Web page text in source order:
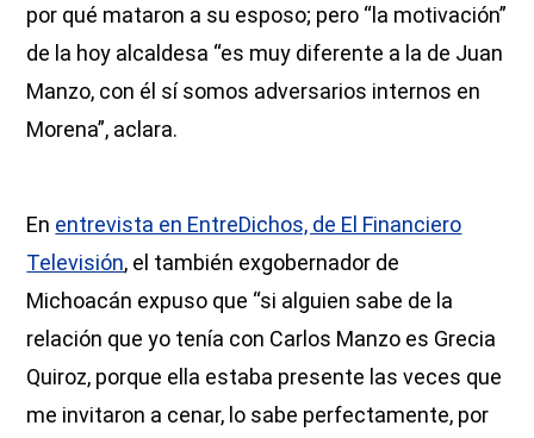
por qué mataron a su esposo; pero “la motivación”
de la hoy alcaldesa “es muy diferente a la de Juan
Manzo, con él sí somos adversarios internos en
Morena”, aclara.
En entrevista en EntreDichos, de El Financiero
Televisión, el también exgobernador de
Michoacán expuso que “si alguien sabe de la
relación que yo tenía con Carlos Manzo es Grecia
Quiroz, porque ella estaba presente las veces que
me invitaron a cenar, lo sabe perfectamente, por